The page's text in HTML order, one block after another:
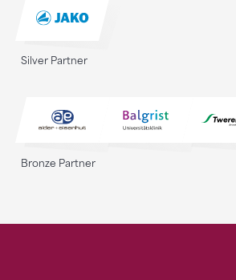
Silver Partner
Bronze Partner